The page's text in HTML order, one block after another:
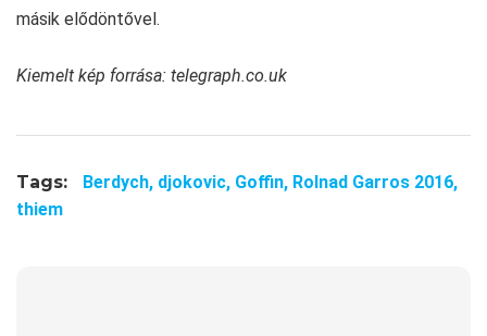
másik elődöntővel.
Kiemelt kép forrása: telegraph.co.uk
Tags: Berdych, djokovic, Goffin, Rolnad Garros 2016,
thiem